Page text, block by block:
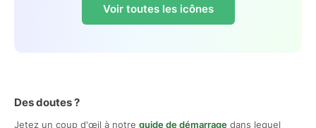
Voir toutes les icônes
Des doutes ?
Jetez un coup d'œil à notre guide de démarrage dans lequel